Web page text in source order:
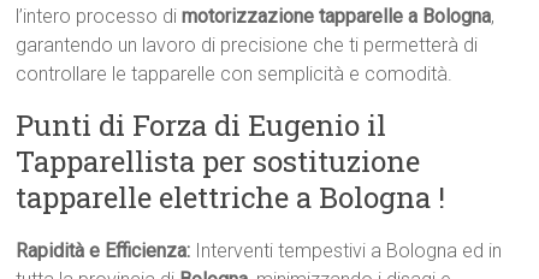
l’intero processo dimotorizzazione tapparelle a Bologna,
garantendo un lavoro di precisione che ti permetterà di
controllare le tapparelle con semplicità e comodità.
Punti di Forza di Eugenio il
Tapparellista per sostituzione
tapparelle elettriche a Bologna !
Rapidità e Efficienza: Interventi tempestivi a Bologna ed in